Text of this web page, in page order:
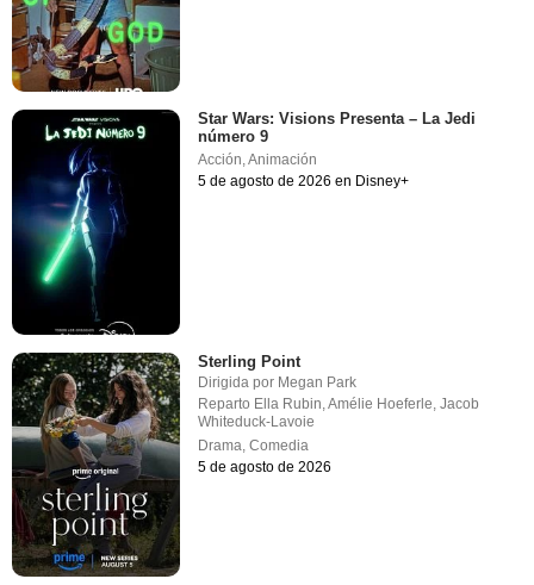
Star Wars: Visions Presenta – La Jedi
número 9
Acción,Animación
5 de agosto de 2026 en Disney+
Sterling Point
Dirigida por Megan Park
Reparto Ella Rubin ,Amélie Hoeferle ,Jacob
Whiteduck-Lavoie
Drama ,Comedia
5 de agosto de 2026